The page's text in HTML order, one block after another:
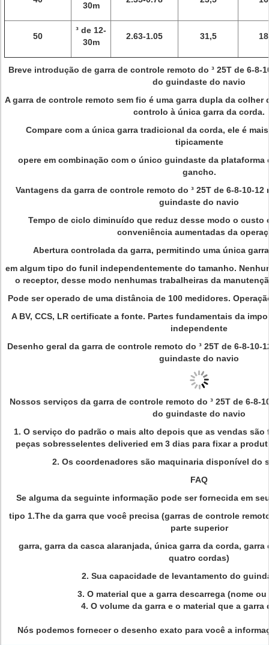
30m
50
³ de 12-
30m
2.63-1.05 31,5
Breve introdução de garra de controle remoto do ³ 25T de 6-8-
do guindaste do navio
A garra de controle remoto sem fio é uma garra dupla da
controlo à única garra da corda.
Compare com a única garra tradicional da corda, ele é
tipicamente
opere em combinação com o único guindaste da
gancho.
Vantagens da garra de controle remoto do ³ 25T de 6-8-10-
guindaste do navio
Tempo de ciclo diminuído que reduz desse modo o custo
conveniência aumentadas da
Abertura controlada da garra, permitindo uma única
em algum tipo do funil independentemente do tamanho.
o receptor, desse modo nenhumas trabalheiras da
Pode ser operado de uma distância de 100 medidores.
A BV, CCS, LR certificate a fonte. Partes fundamentais da
independente
Desenho geral da garra de controle remoto do ³ 25T de 6-8-10-
guindaste do navio
Nossos serviços da garra de controle remoto do ³ 25T de 6-8-
do guindaste do navio
1. O serviço do padrão o mais alto depois que as vendas são
peças sobresselentes deliveried em 3 dias para fixar a
2. Os coordenadores são maquinaria disponível do
FAQ
Se alguma da seguinte informação pode ser fornecida em
tipo 1.The da garra que você precisa (garras de controle
parte superior
garra, garra da casca alaranjada, única garra da corda,
quatro cordas)
2. Sua capacidade de levantamento do
3. O material que a garra descarrega (nome
4. O volume da garra e o material que a garra
Nós podemos fornecer o desenho exato para você a